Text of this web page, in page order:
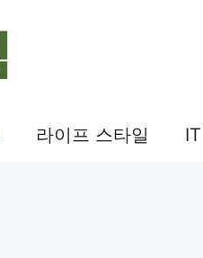
라이프 스타일